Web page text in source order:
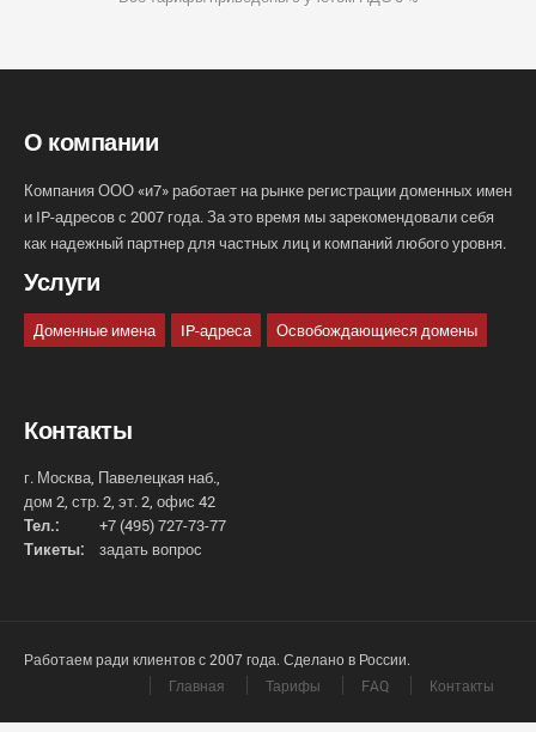
О компании
Компания ООО «и7» работает на рынке регистрации доменных имен
и IP-адресов с 2007 года. За это время мы зарекомендовали себя
как надежный партнер для частных лиц и компаний любого уровня.
Услуги
Доменные имена IP-адреса Освобождающиеся домены
Контакты
г. Москва, Павелецкая наб.,
дом 2, стр. 2, эт. 2, офис 42
Тел.:
+7 (495) 727-73-77
Тикеты:
задать вопрос
Работаем ради клиентов с 2007 года. Сделано в России.
Главная
Тарифы FAQ Контакты